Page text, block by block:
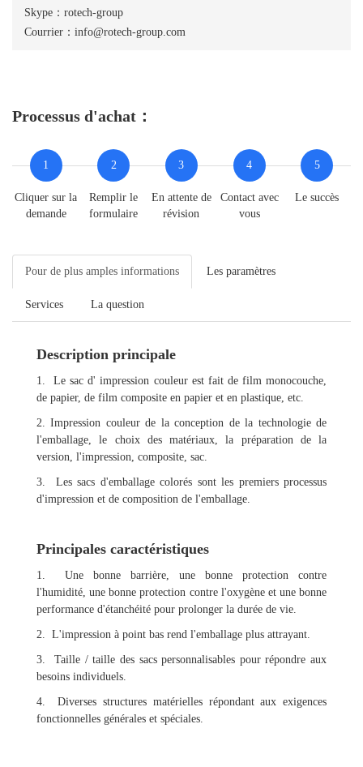
Skype：rotech-group
Courrier：info@rotech-group.com
Processus d'achat：
1
Cliquer sur la
demande
2
Remplir le
formulaire
3
En attente de
révision
4
Contact avec
vous
5
Le succès
Pour de plus amples informations Les paramètres
Services La question
Description principale
1. Le sac d' impression couleur est fait de film monocouche,
de papier, de film composite en papier et en plastique, etc.
2. Impression couleur de la conception de la technologie de
l'emballage, le choix des matériaux, la préparation de la
version, l'impression, composite, sac.
3. Les sacs d'emballage colorés sont les premiers processus
d'impression et de composition de l'emballage.
Principales caractéristiques
1. Une bonne barrière, une bonne protection contre
l'humidité, une bonne protection contre l'oxygène et une bonne
performance d'étanchéité pour prolonger la durée de vie.
2. L'impression à point bas rend l'emballage plus attrayant.
3. Taille / taille des sacs personnalisables pour répondre aux
besoins individuels.
4. Diverses structures matérielles répondant aux exigences
fonctionnelles générales et spéciales.